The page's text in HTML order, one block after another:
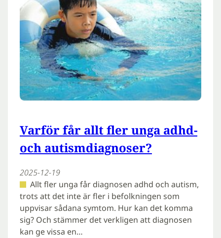
Varför får allt fler unga adhd-
och autismdiagnoser?
2025-12-19
Allt fler unga får diagnosen adhd och autism,
trots att det inte är fler i befolkningen som
uppvisar sådana symtom. Hur kan det komma
sig? Och stämmer det verkligen att diagnosen
kan ge vissa en…